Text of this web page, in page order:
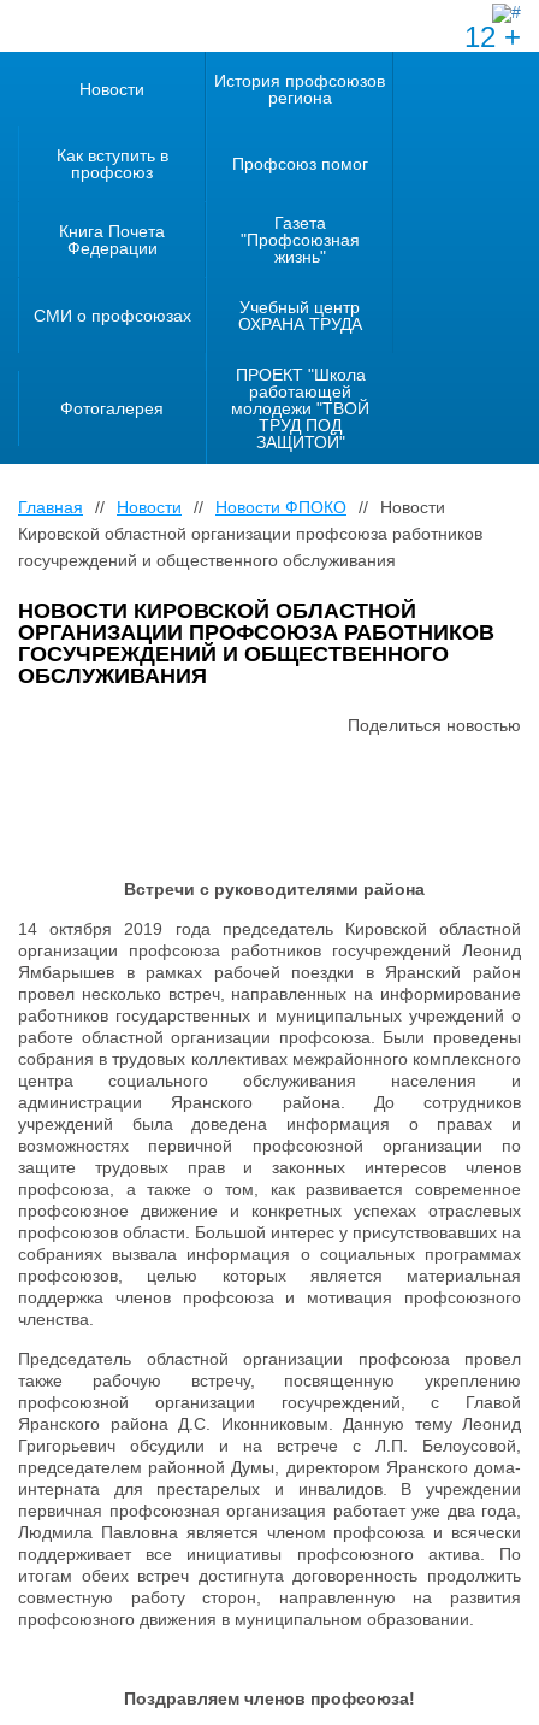
12 +
Новости
История профсоюзов
региона
Как вступить в
профсоюз
Профсоюз помог
Книга Почета
Федерации
Газета
"Профсоюзная
жизнь"
СМИ о профсоюзах
Учебный центр
ОХРАНА ТРУДА
Фотогалерея
ПРОЕКТ "Школа
работающей
молодежи "ТВОЙ
ТРУД ПОД
ЗАЩИТОЙ"
Главная // Новости // Новости ФПОКО //
Новости
Кировской областной организации профсоюза работников
госучреждений и общественного обслуживания
НОВОСТИ КИРОВСКОЙ ОБЛАСТНОЙ
ОРГАНИЗАЦИИ ПРОФСОЮЗА РАБОТНИКОВ
ГОСУЧРЕЖДЕНИЙ И ОБЩЕСТВЕННОГО
ОБСЛУЖИВАНИЯ
Поделиться новостью
Встречи с руководителями района
14 октября 2019 года председатель Кировской областной
организации профсоюза работников госучреждений Леонид
Ямбарышев в рамках рабочей поездки в Яранский район
провел несколько встреч, направленных на информирование
работников государственных и муниципальных учреждений о
работе областной организации профсоюза. Были проведены
собрания в трудовых коллективах межрайонного комплексного
центра социального обслуживания населения и
администрации Яранского района. До сотрудников
учреждений была доведена информация о правах и
возможностях первичной профсоюзной организации по
защите трудовых прав и законных интересов членов
профсоюза, а также о том, как развивается современное
профсоюзное движение и конкретных успехах отраслевых
профсоюзов области. Большой интерес у присутствовавших на
собраниях вызвала информация о социальных программах
профсоюзов, целью которых является материальная
поддержка членов профсоюза и мотивация профсоюзного
членства.
Председатель областной организации профсоюза провел
также рабочую встречу, посвященную укреплению
профсоюзной организации госучреждений, с Главой
Яранского района Д.С. Иконниковым. Данную тему Леонид
Григорьевич обсудили и на встрече с Л.П. Белоусовой,
председателем районной Думы, директором Яранского дома-
интерната для престарелых и инвалидов. В учреждении
первичная профсоюзная организация работает уже два года,
Людмила Павловна является членом профсоюза и всячески
поддерживает все инициативы профсоюзного актива. По
итогам обеих встреч достигнута договоренность продолжить
совместную работу сторон, направленную на развития
профсоюзного движения в муниципальном образовании.
Поздравляем членов профсоюза!